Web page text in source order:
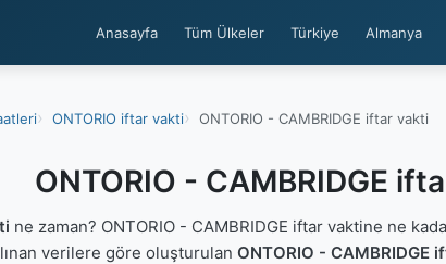
Anasayfa Tüm Ülkeler Türkiye Almanya
ONTORIO iftar vakti ONTORIO - CAMBRIDGE iftar vakti
ONTORIO - CAMBRIDGE
ne zaman? ONTORIO - CAMBRIDGE iftar vaktine ne
verilere göre oluşturulan ONTORIO - CAMBRIDGE